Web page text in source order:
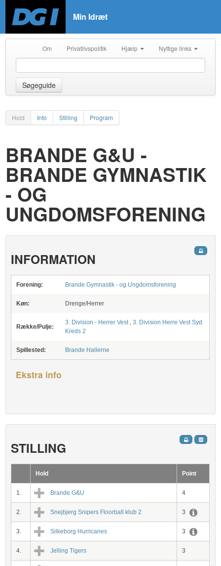
Min Idræt
Om Privatlivspolitik Hjælp Nyttige links
Søgeguide
Hold Info Stilling Program
BRANDE G&U -
BRANDE GYMNASTIK
- OG
UNGDOMSFORENING
INFORMATION
Forening: Brande Gymnastik - og Ungdomsforening
Køn: Drenge/Herrer
Række/Pulje:
3. Division - Herrer Vest,3. Division Herre Vest Syd
Kreds 2
Spillested: Brande Hallerne
Ekstra info
STILLING
Hold Point
1. Brande G&U 4
2. Snejbjerg Snipers Floorball klub 2 3
3. Silkeborg Hurricanes 3
4. Jelling Tigers 3